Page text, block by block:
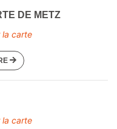
DE METZ
la carte
la carte